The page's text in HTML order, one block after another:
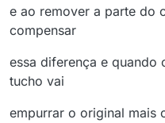
e ao remover a parte do
compensar
essa diferença e quando
tucho vai
empurrar o original mais